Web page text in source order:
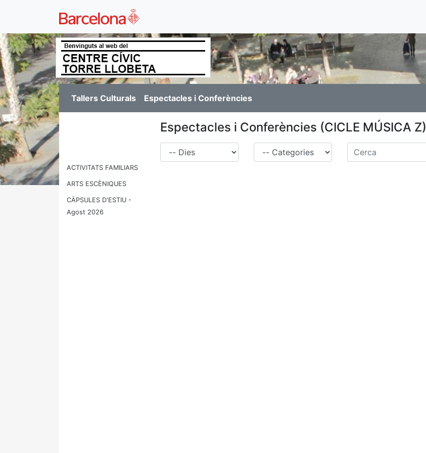
Tallers Culturals Espectacles i Conferències
ACTIVITATS FAMILIARS
ARTS ESCÈNIQUES
CÀPSULES D'ESTIU -
Agost 2026
Espectacles i Conferències (CICLE MÚSICA Z)
Cerca